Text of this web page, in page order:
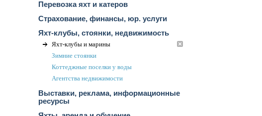
Перевозка яхт и катеров
Страхование, финансы, юр. услуги
Яхт-клубы, стоянки, недвижимость
Яхт-клубы и марины
Зимние стоянки
Коттеджные поселки у воды
Агентства недвижимости
Выставки, реклама, информационные
ресурсы